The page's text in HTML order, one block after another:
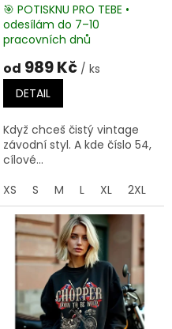
3XL 4XL 5XL
🎯 POTISKNU PRO TEBE •
odesílám do 7–10
pracovních dnů
od 989 Kč / ks
DETAIL
Když chceš čistý vintage
závodní styl. A kde číslo 54,
cílové...
XS
S M L XL 2XL